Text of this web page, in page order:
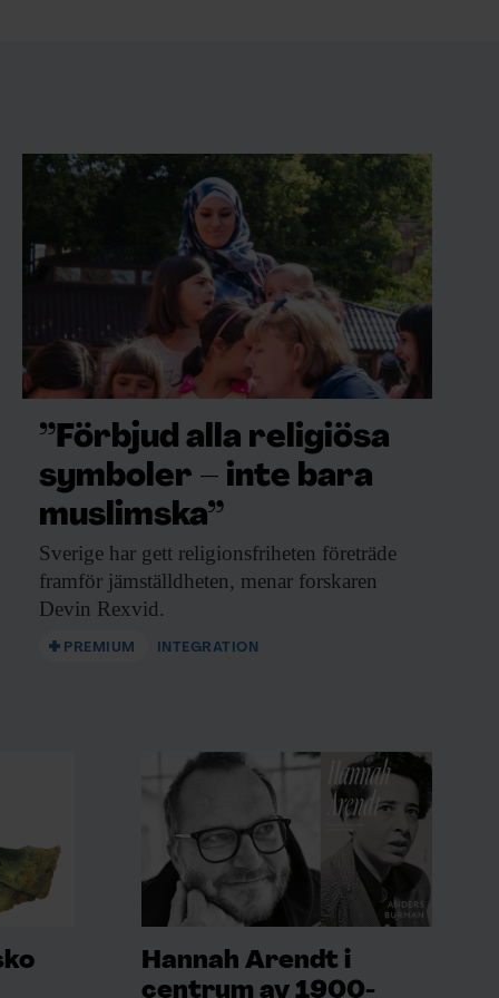
”Förbjud alla religiösa
symboler – inte bara
muslimska”
Sverige har gett religionsfriheten företräde
framför jämställdheten, menar forskaren
Devin Rexvid.
PREMIUM INTEGRATION
Hannah Arendt i
centrum av 1900-